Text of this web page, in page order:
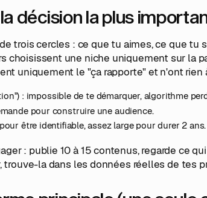
décision la plus
trois cercles : ce que tu aimes, ce que tu
choisissent une niche uniquement sur la
uniquement le "ça rapporte" et n'ont rien
: impossible de te démarquer, algorithme
pour construire une audience.
être identifiable, assez large pour durer 2 ans.
: publie 10 à 15 contenus, regarde ce
trouve-la dans les données réelles de tes